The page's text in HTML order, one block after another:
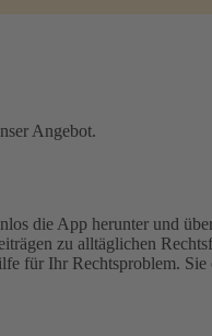
Angebot.
die App herunter und
zu alltäglichen
für Ihr Rechtsproblem.